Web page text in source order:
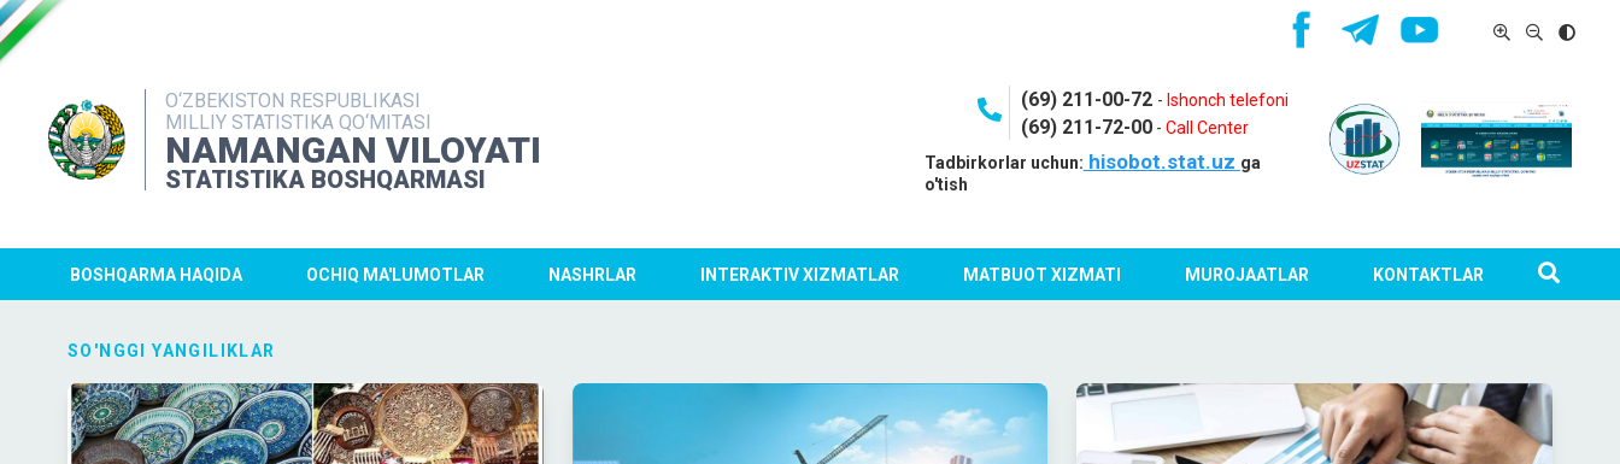
O‘ZBEKISTON RESPUBLIKASI
MILLIY STATISTIKA QO‘MITASI
NAMANGAN VILOYATI
STATISTIKA BOSHQARMASI
(69) 211-00-72 - Ishonch telefoni
(69) 211-72-00- Call Center
Tadbirkorlar uchun: hisobot.stat.uz ga
o'tish
BOSHQARMA HAQIDA OCHIQ MA'LUMOTLAR NASHRLAR INTERAKTIV XIZMATLAR MATBUOT XIZMATI MUROJAATLAR KONTAKTLAR
SO'NGGI YANGILIKLAR